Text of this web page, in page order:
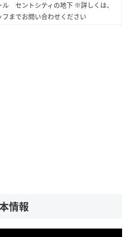
ル セントシティの地下 ※詳しくは、
までお問い合わせください
情報